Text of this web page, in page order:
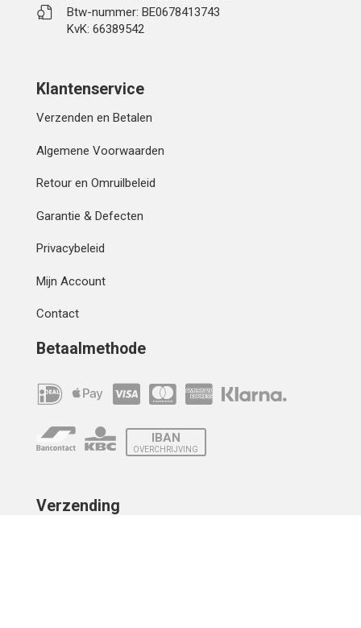
Btw-nummer: BE0678413743
KvK: 66389542
Klantenservice
Verzenden en Betalen
Algemene Voorwaarden
Retour en Omruilbeleid
Garantie & Defecten
Privacybeleid
Mijn Account
Contact
Betaalmethode
IBAN
OVERCHRIJVING
Verzending